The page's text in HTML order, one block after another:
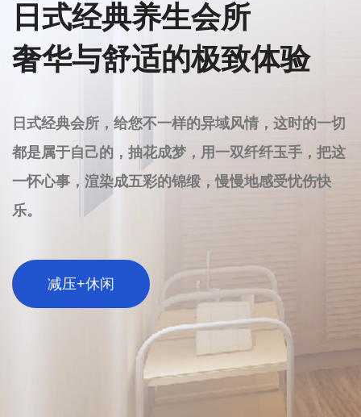
服务只有起点
满意没有终点
长沙雨花区SPA不仅正规，而且凭借其优质的服务和
专业的操作，已经成为都市人追求健康和放松的首选
之地。如果您也在寻找一个真正能让身心放松的场
所，不妨尝试长沙雨花区SPA，相信您会在这里找到
探索长沙雨花区极致放松体验